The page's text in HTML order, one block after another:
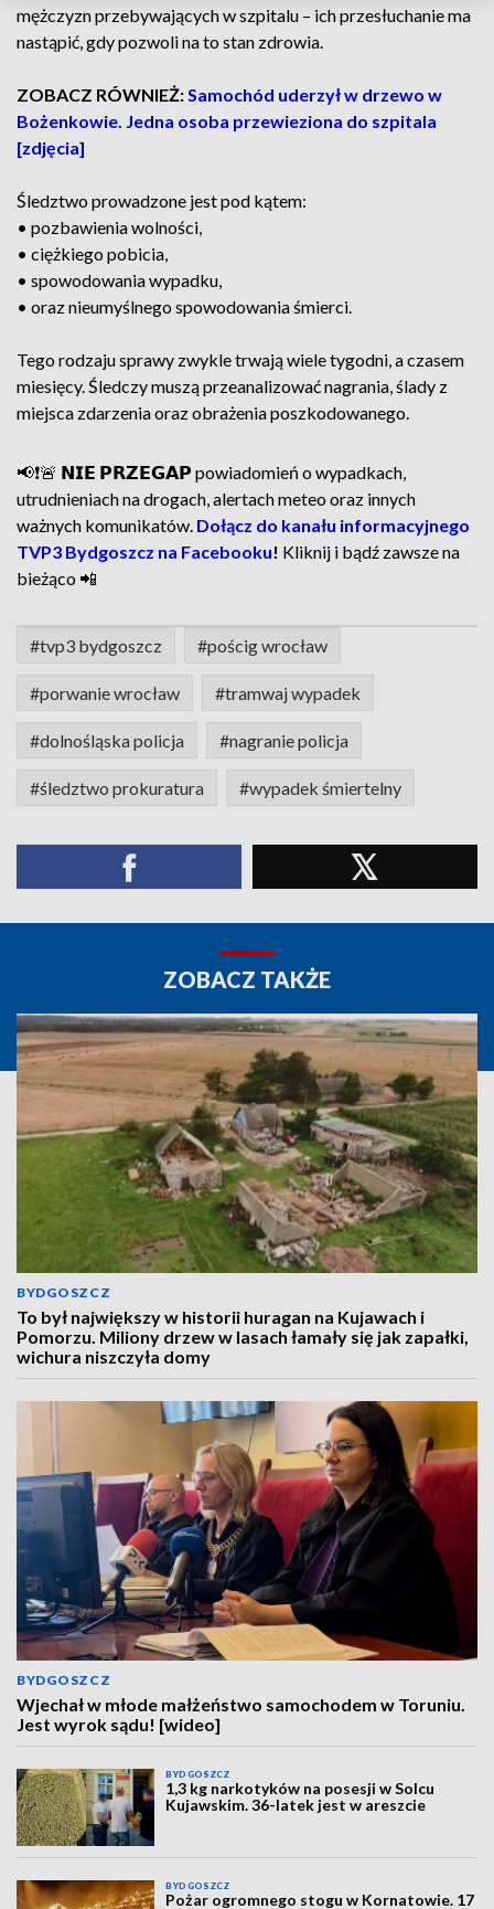
mężczyzn przebywających w szpitalu – ich przesłuchanie ma
nastąpić, gdy pozwoli na to stan zdrowia.
ZOBACZ RÓWNIEŻ:Samochód uderzył w drzewo w
Bożenkowie. Jedna osoba przewieziona do szpitala
[zdjęcia]
Śledztwo prowadzone jest pod kątem:
• pozbawienia wolności,
• ciężkiego pobicia,
• spowodowania wypadku,
• oraz nieumyślnego spowodowania śmierci.
Tego rodzaju sprawy zwykle trwają wiele tygodni, a czasem
miesięcy. Śledczy muszą przeanalizować nagrania, ślady z
miejsca zdarzenia oraz obrażenia poszkodowanego.
📢❗🚨 𝗡𝗜𝗘 𝗣𝗥𝗭𝗘𝗚𝗔𝗣 powiadomień o wypadkach,
utrudnieniach na drogach, alertach meteo oraz innych
ważnych komunikatów. Dołącz do kanału informacyjnego
TVP3 Bydgoszcz na Facebooku! Kliknij i bądź zawsze na
bieżąco 📲
#tvp3 bydgoszcz #pościg wrocław
#porwanie wrocław #tramwaj wypadek
#dolnośląska policja #nagranie policja
#śledztwo prokuratura #wypadek śmiertelny
ZOBACZ TAKŻE
BYDGOSZCZ
To był największy w historii huragan na Kujawach i
Pomorzu. Miliony drzew w lasach łamały się jak zapałki,
wichura niszczyła domy
BYDGOSZCZ
Wjechał w młode małżeństwo samochodem w Toruniu.
Jest wyrok sądu! [wideo]
BYDGOSZCZ
1,3 kg narkotyków na posesji w Solcu
Kujawskim. 36-latek jest w areszcie
BYDGOSZCZ
Pożar ogromnego stogu w Kornatowie. 17